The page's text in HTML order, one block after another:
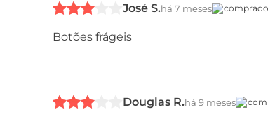
José S.há 7 meses
Botões frágeis
Douglas R.há 9 meses